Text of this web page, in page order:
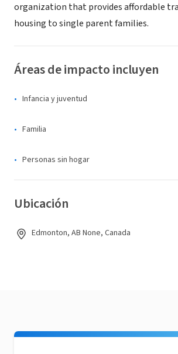
organization that provides affordable
housing to single parent families.
Áreas de impacto incluyen
Infancia y juventud
Familia
Personas sin hogar
Ubicación
Edmonton, AB None, Canada